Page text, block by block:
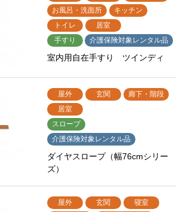
お風呂・洗面所
キッチン
トイレ
居室
手すり
介護保険対象レンタル品
室内用自在手すり ツインディ
屋外 玄関
廊下・階段
居室
スロープ
介護保険対象レンタル品
ダイヤスロープ（幅76cmシリー
ズ）
屋外 玄関
寝室